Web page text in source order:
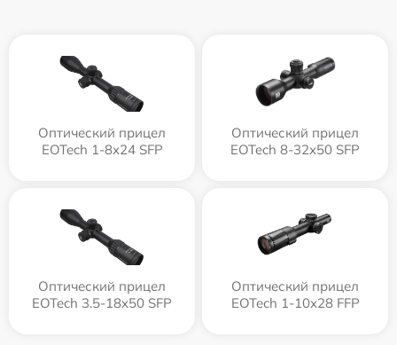
Оптический прицел
EOTech 1-8x24 SFP
Оптический прицел
EOTech 8-32x50 SFP
Оптический прицел
EOTech 3.5-18x50 SFP
Оптический прицел
EOTech 1-10x28 FFP